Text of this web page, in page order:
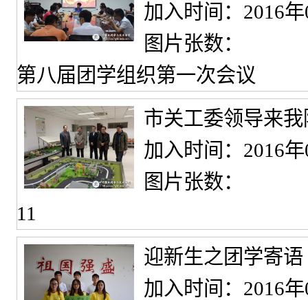
加入时间：2016
图片张数：
第八届团学组织第一次会议
市关工委领导来
加入时间：2016
图片张数：
11
迎新生之团学寄语
加入时间：2016